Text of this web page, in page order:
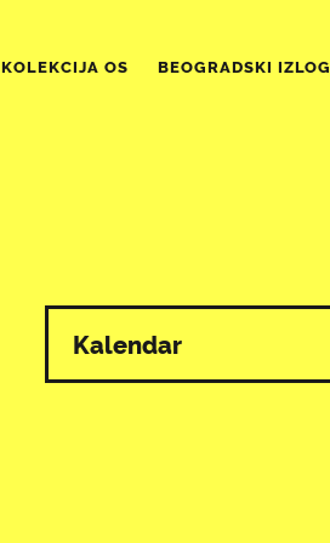
KOLEKCIJA OS BEOGRADSKI IZLOG
Kalendar